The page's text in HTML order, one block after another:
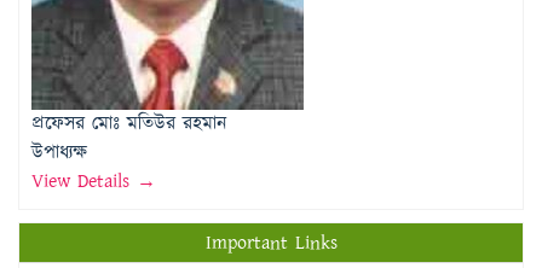
প্রফেসর মোঃ মতিউর রহমান
উপাধ্যক্ষ
View Details →
Rajshahi Education Board
Directorate of Education